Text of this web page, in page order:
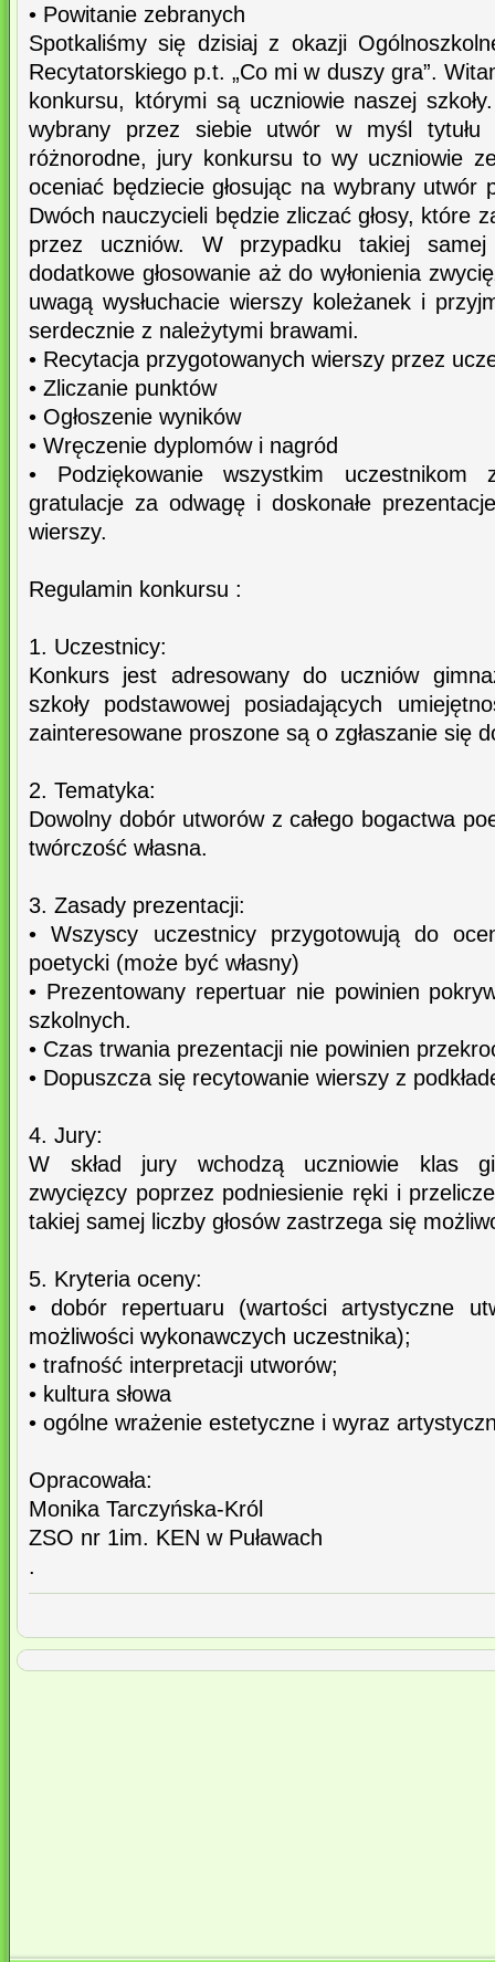
• Powitanie zebranych
Spotkaliśmy się dzisiaj z okazji
Recytatorskiego p.t. „Co mi w duszy gra”.
konkursu, którymi są uczniowie naszej
wybrany przez siebie utwór w myśl tytułu
różnorodne, jury konkursu to wy uczniowie
oceniać będziecie głosując na wybrany utwór
Dwóch nauczycieli będzie zliczać głosy, które
przez uczniów. W przypadku takiej
dodatkowe głosowanie aż do wyłonienia
uwagą wysłuchacie wierszy koleżanek i
serdecznie z należytymi brawami.
• Recytacja przygotowanych wierszy przez
• Zliczanie punktów
• Ogłoszenie wyników
• Wręczenie dyplomów i nagród
• Podziękowanie wszystkim uczestnikom
gratulacje za odwagę i doskonałe
wierszy.
Regulamin konkursu :
1. Uczestnicy:
Konkurs jest adresowany do uczniów
szkoły podstawowej posiadających
zainteresowane proszone są o zgłaszanie się
2. Tematyka:
Dowolny dobór utworów z całego bogactwa
twórczość własna.
3. Zasady prezentacji:
• Wszyscy uczestnicy przygotowują do
poetycki (może być własny)
• Prezentowany repertuar nie powinien
szkolnych.
• Czas trwania prezentacji nie powinien
• Dopuszcza się recytowanie wierszy z
4. Jury:
W skład jury wchodzą uczniowie klas
zwycięzcy poprzez podniesienie ręki i
takiej samej liczby głosów zastrzega się
5. Kryteria oceny:
• dobór repertuaru (wartości artystyczne
możliwości wykonawczych uczestnika);
• trafność interpretacji utworów;
• kultura słowa
• ogólne wrażenie estetyczne i wyraz
Opracowała:
Monika Tarczyńska-Król
ZSO nr 1im. KEN w Puławach
.